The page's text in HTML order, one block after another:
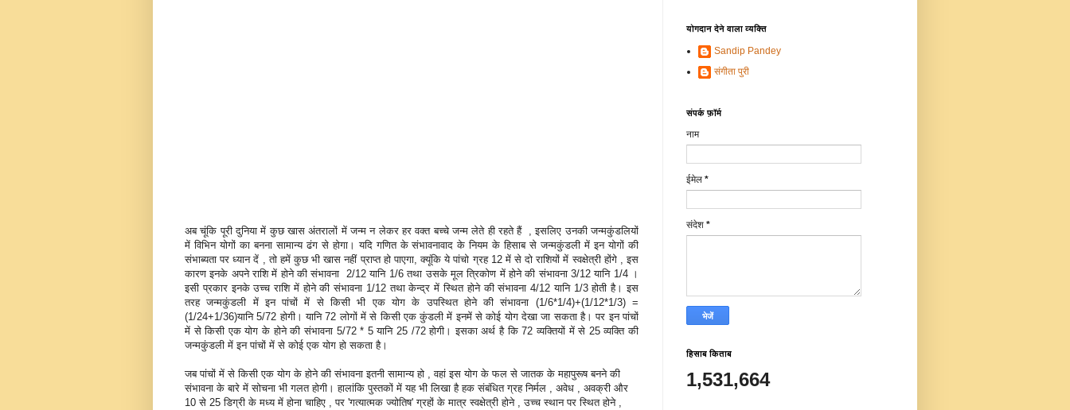
अब चूंकि पूरी दुनिया में कुछ खास अंतरालों में जन्‍म न लेकर हर वक्‍त बच्‍चे जन्‍म लेते ही रहते हैं , इसलिए उनकी जन्‍मकुंडलियों
में विभिन योगों का बनना सामान्‍य ढंग से होगा। यदि गणित के संभावनावाद के नियम के हिसाब से जन्‍मकुंडली में इन योगों की
संभाब्‍यता पर ध्‍यान दें , तो हमें कुछ भी खास नहीं प्राप्‍त हो पाएगा, क्‍यूंकि ये पांचो ग्रह 12 में से दो राशियों में स्‍वक्षेत्री होंगे , इस
कारण इनके अपने राशि में होने की संभावना 2/12 यानि 1/6 तथा उसके मूल त्रिकोण में होने की संभावना 3/12 यानि 1/4 ।
इसी प्रकार इनके उच्‍च राशि में होने की संभावना 1/12 तथा केन्‍द्र में स्थित होने की संभावना 4/12 यानि 1/3 होती है। इस
तरह जन्‍मकुंडली में इन पांचों में से किसी भी एक योग के उपस्थित होने की संभावना (1/6*1/4)+(1/12*1/3) =
(1/24+1/36)यानि 5/72 होगी। यानि 72 लोगों में से किसी एक कुंडली में इनमें से कोई योग देखा जा सकता है। पर इन पांचों
में से किसी एक योग के होने की संभावना 5/72 * 5 यानि 25 /72 होगी। इसका अर्थ है कि 72 व्‍यक्तियों में से 25 व्‍यक्ति की
जन्‍मकुंडली में इन पांचों में से कोई एक योग हो सकता है।
जब पांचों में से किसी एक योग के होने की संभावना इतनी सामान्‍य हो , वहां इस योग के फल से जातक के महापुरूष बनने की
संभावना के बारे में सोचना भी गलत होगी। हालांकि पुस्‍तकों में यह भी लिखा है हक संबंधित ग्रह निर्मल , अवेध , अवक्री और
10 से 25 डिग्री के मध्‍य में होना चाहिए , पर 'गत्‍यात्‍मक ज्‍योतिष' ग्रहों के मात्र स्‍वक्षेत्री होने , उच्‍च स्‍थान पर स्थित होने ,
योगदान देने वाला व्यक्ति
Sandip Pandey
संगीता पुरी
संपर्क फ़ॉर्म
नाम
ईमेल *
संदेश *
हिसाब किताब
1,531,664